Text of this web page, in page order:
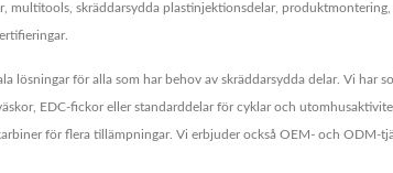
multitools, skräddarsydda plastinjektionsdelar,
lösningar för alla som har behov av skräddarsydda delar. Vi har
EDC-fickor eller standarddelar för cyklar och
för flera tillämpningar. Vi erbjuder också OEM- och ODM-